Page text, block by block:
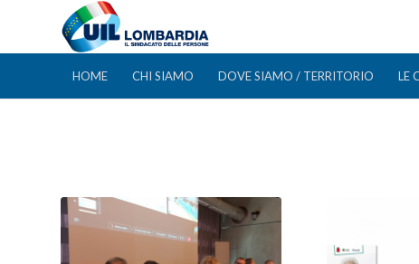
HOME CHI SIAMO DOVE SIAMO / TERRITORIO LE